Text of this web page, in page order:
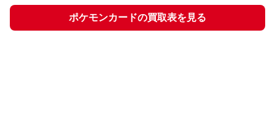
ポケモンカードの買取表を見る